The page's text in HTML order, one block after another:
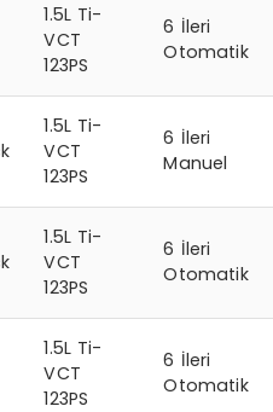
1.5L Ti-
VCT
123PS
6 İleri
Otomatik
1.5L Ti-
VCT
123PS
6 İleri
Manuel
1.5L Ti-
VCT
123PS
6 İleri
Otomatik
1.5L Ti-
VCT
123PS
6 İleri
Otomatik